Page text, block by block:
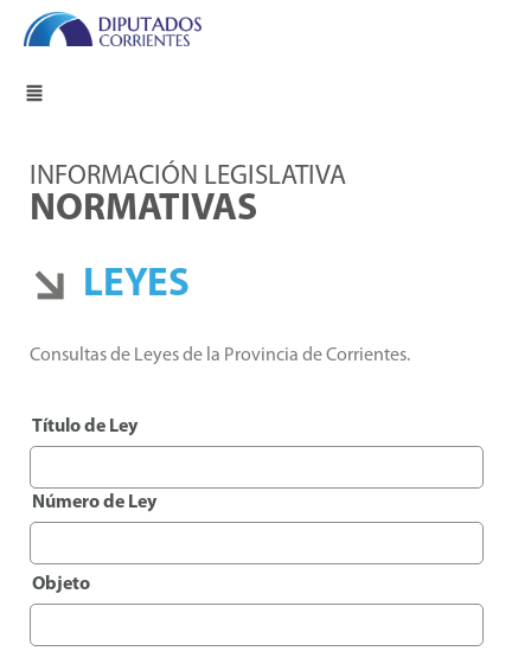
INFORMACIÓN LEGISLATIVA
NORMATIVAS
LEYES
Consultas de Leyes de la Provincia de Corrientes.
Título de Ley
Número de Ley
Objeto